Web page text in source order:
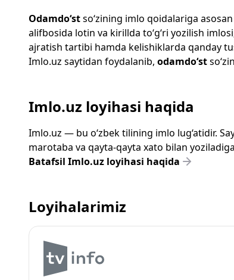
Odamdo‘stso‘zining imlo qoidalariga
alifbosida lotin va kirillda to‘g‘ri yozilish
ajratish tartibi hamda kelishiklarda qanday
Imlo.uz saytidan foydalanib, odamdo‘st
Imlo.uz loyihasi haqida
Imlo.uz — bu o‘zbek tilining imlo lug‘atidir.
marotaba va qayta-qayta xato bilan
Batafsil Imlo.uz loyihasi haqida
Loyihalarimiz